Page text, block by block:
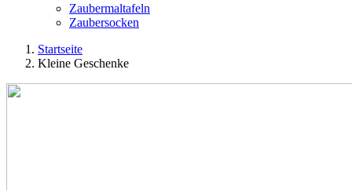
Zaubermaltafeln
Zaubersocken
Startseite
Kleine Geschenke